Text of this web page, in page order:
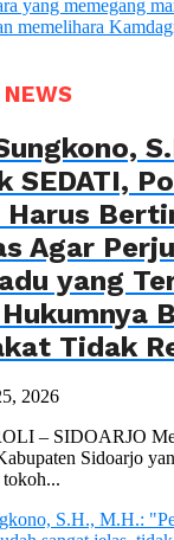
NEWS
SEDATI,
Agar
yang
Tidak
2026
– SIDOARJO
Sidoarjo